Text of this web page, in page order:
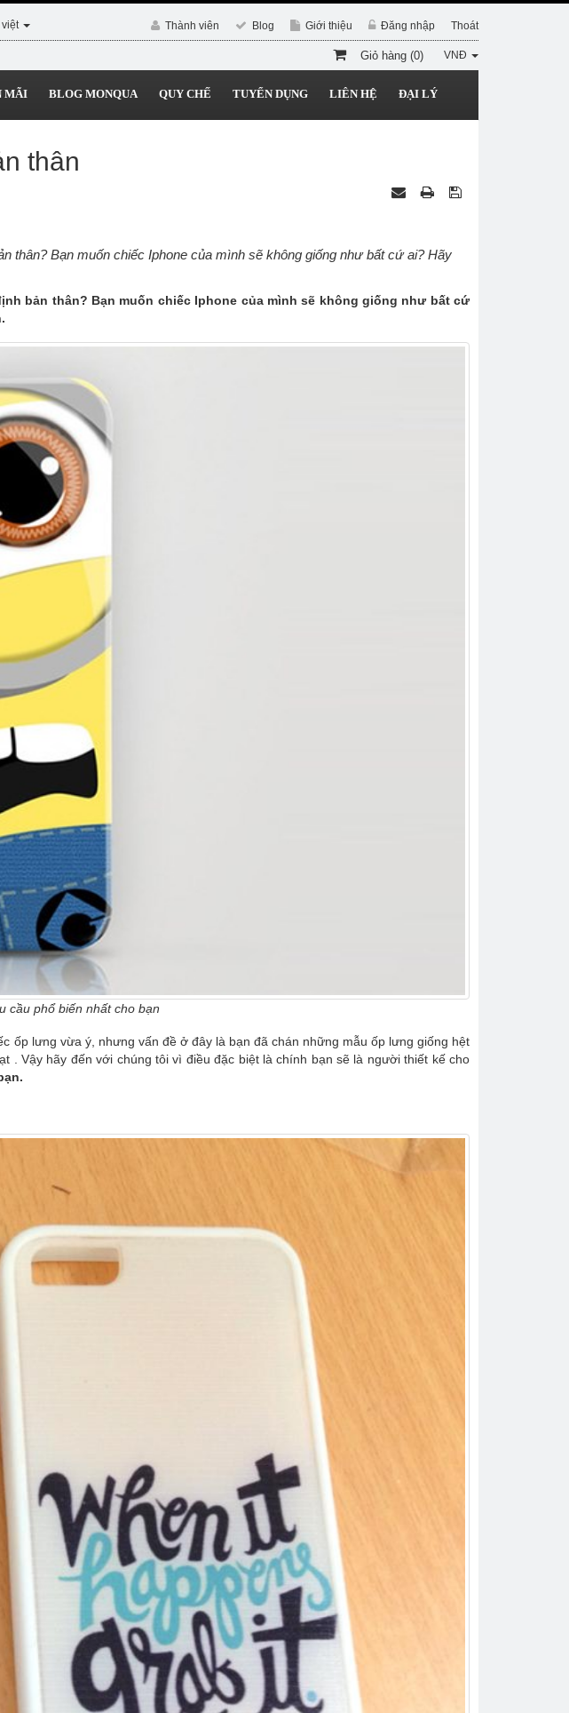
việt Thành viên Blog Giới thiệu Đăng nhập Thoát
VNĐ
Giỏ hàng (0)
MÃI BLOG MONQUA QUY CHẾ TUYỂN DỤNG LIÊN HỆ ĐẠI LÝ
thân
thân? Bạn muốn chiếc Iphone của mình sẽ không giống như bất cứ ai? Hãy
bản thân? Bạn muốn chiếc Iphone của mình sẽ không giống như bất cứ
cầu phổ biến nhất cho bạn
ốp lưng vừa ý, nhưng vấn đề ở đây là bạn đã chán những mẫu ốp lưng giống hệt
Vậy hãy đến với chúng tôi vì điều đặc biệt là chính bạn sẽ là người thiết kế cho